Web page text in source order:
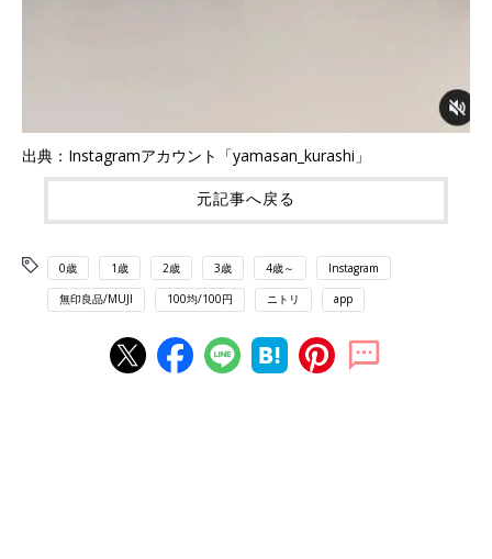
出典：Instagramアカウント「yamasan_kurashi」
元記事へ戻る
0歳 1歳 2歳 3歳 4歳～ Instagram
無印良品/MUJI 100均/100円 ニトリ app